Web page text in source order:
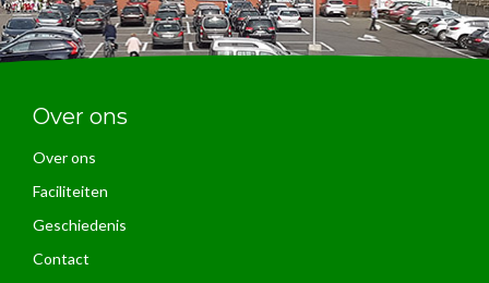
Over ons
Over ons
Faciliteiten
Geschiedenis
Contact